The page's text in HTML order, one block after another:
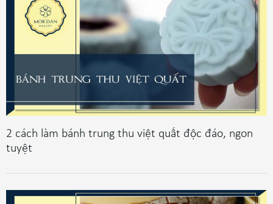
2 cách làm bánh trung thu việt quất độc đáo, ngon
tuyệt